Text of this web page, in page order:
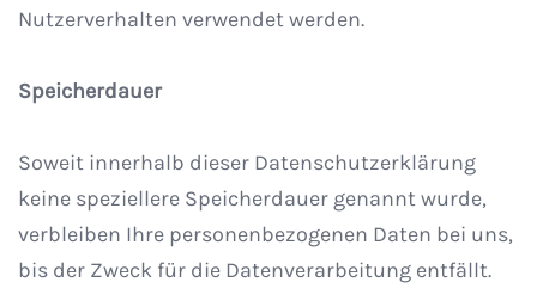
Nutzerverhalten verwendet werden.
Speicherdauer
Soweit innerhalb dieser Datenschutzerklärung
keine speziellere Speicherdauer genannt wurde,
verbleiben Ihre personenbezogenen Daten bei uns,
bis der Zweck für die Datenverarbeitung entfällt.